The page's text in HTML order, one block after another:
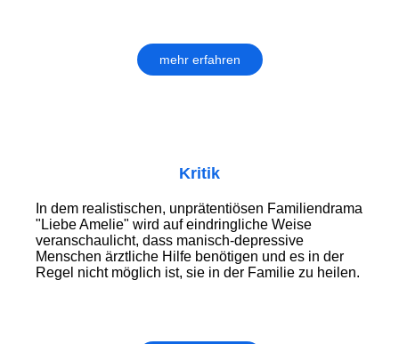
mehr erfahren
Kritik
In dem realistischen, unprätentiösen Familiendrama
"Liebe Amelie" wird auf eindringliche Weise
veranschaulicht, dass manisch-depressive
Menschen ärztliche Hilfe benötigen und es in der
Regel nicht möglich ist, sie in der Familie zu heilen.